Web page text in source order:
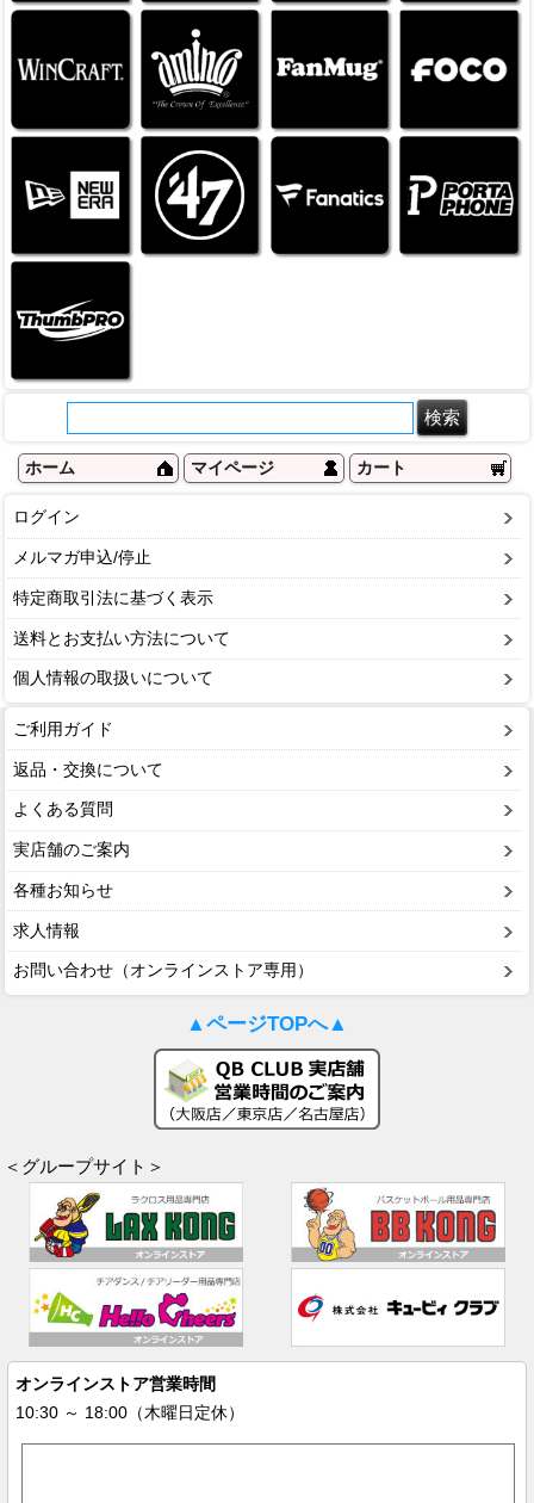
ホーム マイページ カート
ログイン
メルマガ申込/停止
特定商取引法に基づく表示
送料とお支払い方法について
個人情報の取扱いについて
ご利用ガイド
返品・交換について
よくある質問
実店舗のご案内
各種お知らせ
求人情報
お問い合わせ（オンラインストア専用）
▲ページTOPへ▲
＜グループサイト＞
オンラインストア営業時間
10:30 ～ 18:00（木曜日定休）